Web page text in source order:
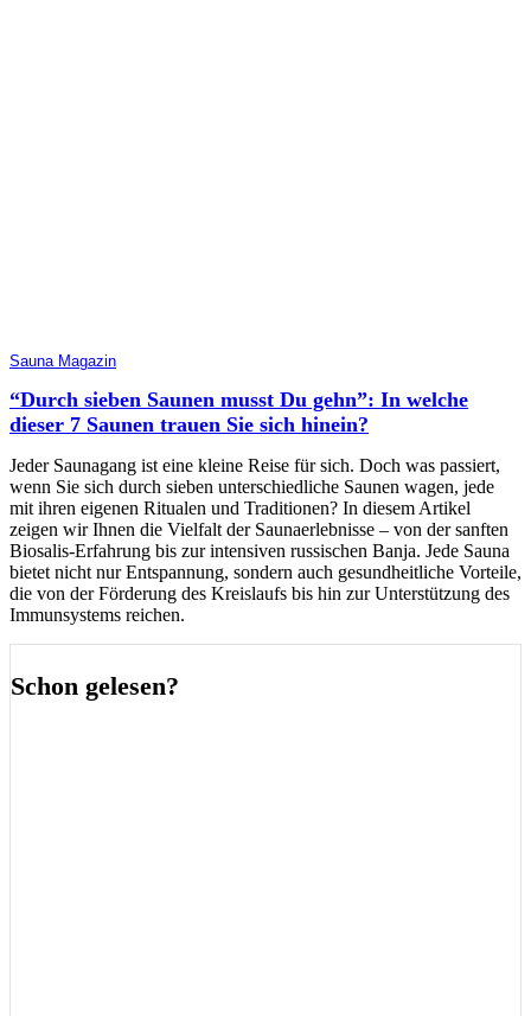
Sauna Magazin
“Durch sieben Saunen musst Du gehn”: In welche
dieser 7 Saunen trauen Sie sich hinein?
Jeder Saunagang ist eine kleine Reise für sich. Doch was passiert,
wenn Sie sich durch sieben unterschiedliche Saunen wagen, jede
mit ihren eigenen Ritualen und Traditionen? In diesem Artikel
zeigen wir Ihnen die Vielfalt der Saunaerlebnisse – von der sanften
Biosalis-Erfahrung bis zur intensiven russischen Banja. Jede Sauna
bietet nicht nur Entspannung, sondern auch gesundheitliche Vorteile,
die von der Förderung des Kreislaufs bis hin zur Unterstützung des
Immunsystems reichen.
Schon gelesen?